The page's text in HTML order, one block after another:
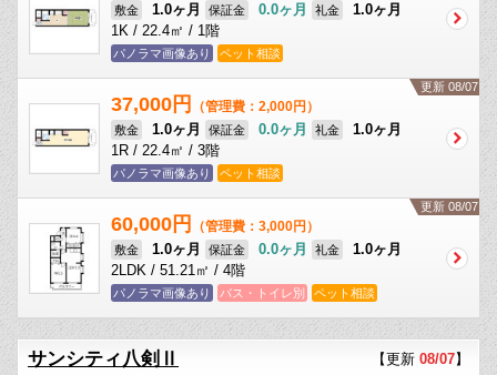
敷金 1.0ヶ月 保証金 0.0ヶ月 礼金
1.0ヶ月
1K / 22.4㎡ / 1階
パノラマ画像あり ペット相談
更新 08/07
37,000円 （管理費：2,000円）
敷金 1.0ヶ月 保証金 0.0ヶ月 礼金
1.0ヶ月
1R / 22.4㎡ / 3階
パノラマ画像あり ペット相談
更新 08/07
60,000円 （管理費：3,000円）
敷金 1.0ヶ月 保証金 0.0ヶ月 礼金
1.0ヶ月
2LDK / 51.21㎡ / 4階
パノラマ画像あり バス・トイレ別 ペット相談
サンシティ八剣Ⅱ 【更新 08/07】